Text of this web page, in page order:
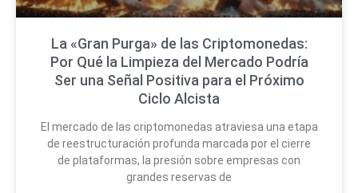
La «Gran Purga» de las Criptomonedas:
Por Qué la Limpieza del Mercado Podría
Ser una Señal Positiva para el Próximo
Ciclo Alcista
El mercado de las criptomonedas atraviesa una etapa
de reestructuración profunda marcada por el cierre
de plataformas, la presión sobre empresas con
grandes reservas de